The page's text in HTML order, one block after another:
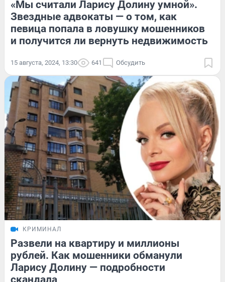
«Мы считали Ларису Долину умной».
Звездные адвокаты — о том, как
певица попала в ловушку мошенников
и получится ли вернуть недвижимость
15 августа, 2024, 13:30 641 Обсудить
КРИМИНАЛ
Развели на квартиру и миллионы
рублей. Как мошенники обманули
Ларису Долину — подробности
скандала